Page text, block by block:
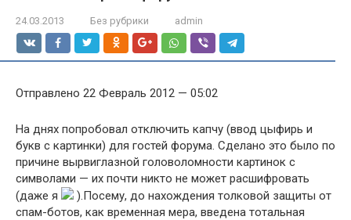
24.03.2013 Без рубрики admin
Отправлено 22 Февраль 2012 — 05:02
На днях попробовал отключить капчу (ввод цыфирь и
букв с картинки) для гостей форума. Сделано это было по
причине вырвиглазной головоломности картинок с
символами — их почти никто не может расшифровать
(даже я
).Посему, до нахождения толковой защиты от
спам-ботов, как временная мера, введена тотальная